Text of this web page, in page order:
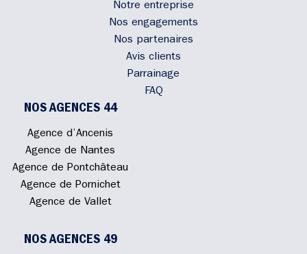
Notre entreprise
Nos engagements
Nos partenaires
Avis clients
Parrainage
FAQ
NOS AGENCES 44
Agence d’Ancenis
Agence de Nantes
Agence de Pontchâteau
Agence de Pornichet
Agence de Vallet
NOS AGENCES 49